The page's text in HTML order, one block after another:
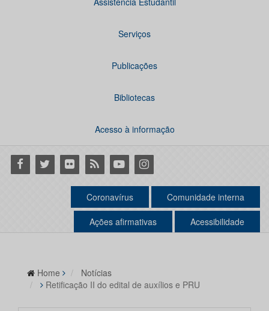
Serviços
Publicações
Bibliotecas
Acesso à informação
Facebook
Twitter Flickr RSS YoutubeInstagram
Coronavírus Comunidade interna
Ações afirmativas Acessibilidade
Home
Notícias
Retificação II do edital de auxílios e PRU